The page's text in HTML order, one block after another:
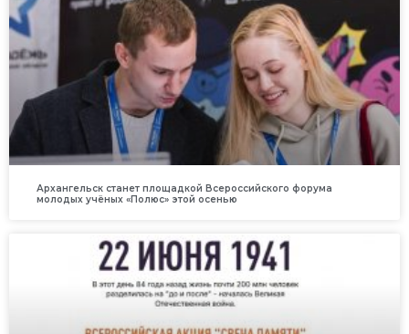
Архангельск станет площадкой Всероссийского форума
молодых учёных «Полюс» этой осенью